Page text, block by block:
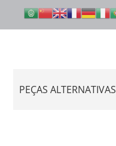
PEÇAS ALTERNATIVAS